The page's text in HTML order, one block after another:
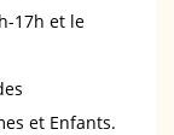
17h et le
et Enfants.